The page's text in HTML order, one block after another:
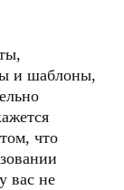
и шаблоны,
что
вас не